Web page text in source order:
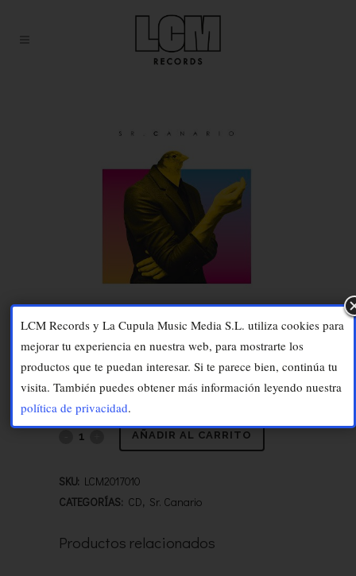
ESTADO NATURAL – CD
€10.00 IVA incluido
AÑADIR AL CARRITO
SKU: LCM2017010
CATEGORÍAS: CD, Sr. Canario
Productos relacionados
LCM Records y La Cupula Music Media S.L. utiliza cookies para
mejorar tu experiencia en nuestra web, para mostrarte los
productos que te puedan interesar. Si te parece bien, continúa tu
visita. También puedes obtener más información leyendo nuestra
política de privacidad.